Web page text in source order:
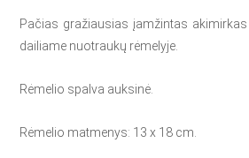
Pačias gražiausias įamžintas
dailiame nuotraukų rėmelyje.
Rėmelio spalva auksinė.
Rėmelio matmenys: 13 x 18 cm.